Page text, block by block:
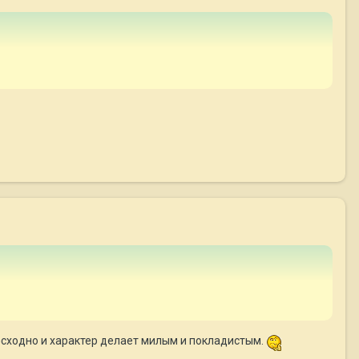
и характер делает милым и покладистым.